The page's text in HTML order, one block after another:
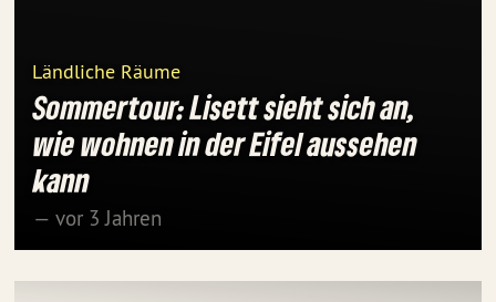
Ländliche Räume
Sommertour: Lisett sieht sich an,
wie wohnen in der Eifel aussehen
kann
— vor 3 Jahren